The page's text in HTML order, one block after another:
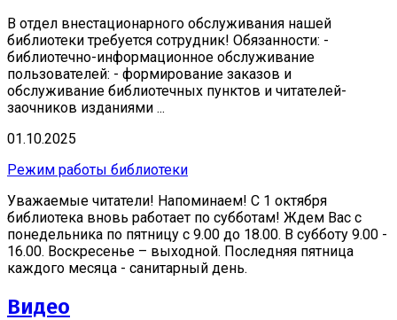
В отдел внестационарного обслуживания нашей
библиотеки требуется сотрудник! Обязанности: -
библиотечно-информационное обслуживание
пользователей: - формирование заказов и
обслуживание библиотечных пунктов и читателей-
заочников изданиями ...
01.10.2025
Режим работы библиотеки
Уважаемые читатели! Напоминаем! С 1 октября
библиотека вновь работает по субботам! Ждем Вас с
понедельника по пятницу с 9.00 до 18.00. В субботу 9.00 -
16.00. Воскресенье – выходной. Последняя пятница
каждого месяца - санитарный день.
Видео